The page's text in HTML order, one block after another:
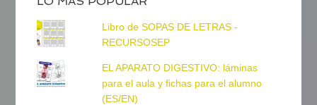
Libro de SOPAS DE LETRAS -
RECURSOSEP
EL APARATO DIGESTIVO: láminas
para el aula y fichas para el alumno
(ES/EN)